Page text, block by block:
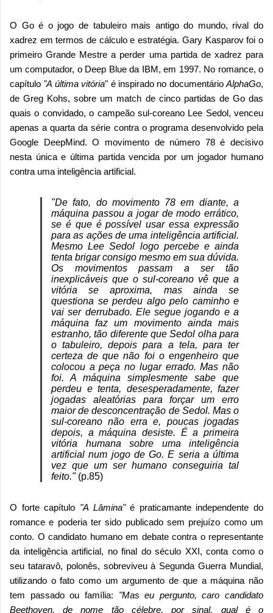
O Go é o jogo de tabuleiro mais antigo do mundo, rival do
xadrez em termos de cálculo e estratégia. Gary Kasparov foi o
primeiro Grande Mestre a perder uma partida de xadrez para
um computador, o Deep Blue da IBM, em 1997. No romance, o
capítulo "A última vitória" é inspirado no documentário AlphaGo,
de Greg Kohs, sobre um match de cinco partidas de Go das
quais o convidado, o campeão sul-coreano Lee Sedol, venceu
apenas a quarta da série contra o programa desenvolvido pela
Google DeepMind. O movimento de número 78 é decisivo
nesta única e última partida vencida por um jogador humano
contra uma inteligência artificial.
"De fato, do movimento 78 em diante, a
máquina passou a jogar de modo errático,
se é que é possível usar essa expressão
para as ações de uma inteligência artificial.
Mesmo Lee Sedol logo percebe e ainda
tenta brigar consigo mesmo em sua dúvida.
Os movimentos passam a ser tão
inexplicáveis que o sul-coreano vê que a
vitória se aproxima, mas ainda se
questiona se perdeu algo pelo caminho e
vai ser derrubado. Ele segue jogando e a
máquina faz um movimento ainda mais
estranho, tão diferente que Sedol olha para
o tabuleiro, depois para a tela, para ter
certeza de que não foi o engenheiro que
colocou a peça no lugar errado. Mas não
foi. A máquina simplesmente sabe que
perdeu e tenta, desesperadamente, fazer
jogadas aleatórias para forçar um erro
maior de desconcentração de Sedol. Mas o
sul-coreano não erra e, poucas jogadas
depois, a máquina desiste. É a primeira
vitória humana sobre uma inteligência
artificial num jogo de Go. E seria a última
vez que um ser humano conseguiria tal
feito."(p.85)
O forte capítulo "A Lâmina"é praticamante independente do
romance e poderia ter sido publicado sem prejuízo como um
conto. O candidato humano em debate contra o representante
da inteligência artificial, no final do século XXI, conta como o
seu tataravô, polonês, sobreviveu à Segunda Guerra Mundial,
utilizando o fato como um argumento de que a máquina não
tem passado ou família: "Mas eu pergunto, caro candidato
Beethoven, de nome tão célebre, por sinal, qual é o